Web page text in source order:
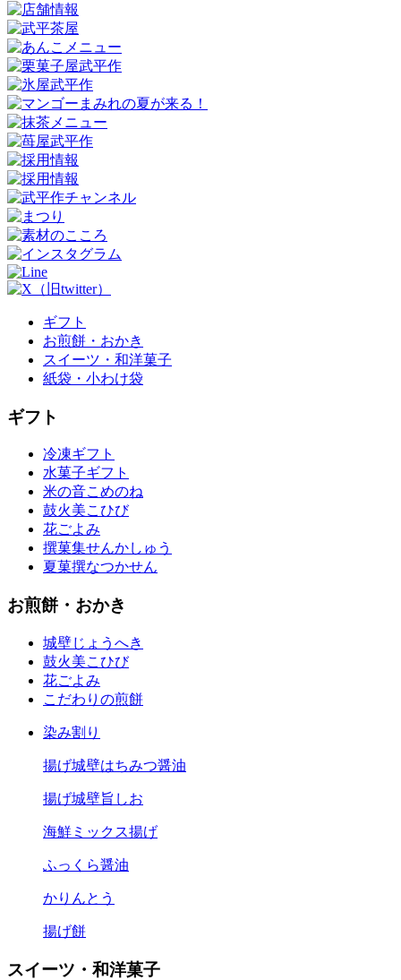
ギフト
お煎餅・おかき
スイーツ・和洋菓子
紙袋・小わけ袋
ギフト
冷凍ギフト
水菓子ギフト
米の音こめのね
鼓火美こひび
花ごよみ
撰菓集せんかしゅう
夏菓撰なつかせん
お煎餅・おかき
城壁じょうへき
鼓火美こひび
花ごよみ
こだわりの煎餅
染み割り
揚げ城壁はちみつ醤油
揚げ城壁旨しお
海鮮ミックス揚げ
ふっくら醤油
かりんとう
揚げ餅
スイーツ・和洋菓子